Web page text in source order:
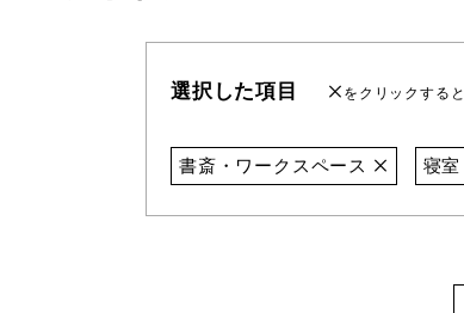
選択した項目 をクリックする
書斎・ワークスペース 寝室